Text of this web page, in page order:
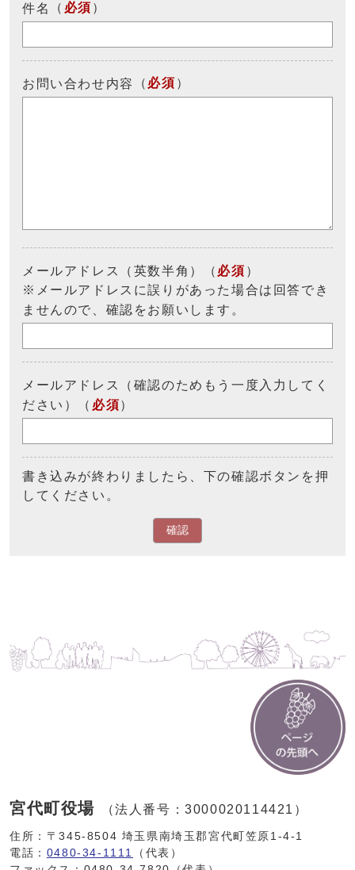
件名 （ 必須 ）
お問い合わせ内容 （ 必須 ）
メールアドレス（英数半角）（ 必須 ）
※メールアドレスに誤りがあった場合は回答でき
ませんので、確認をお願いします。
メールアドレス（確認のためもう一度入力してく
ださい）（ 必須）
書き込みが終わりましたら、下の確認ボタンを押
してください。
確認
宮代町役場 （法人番号：3000020114421）
住所：〒345-8504 埼玉県南埼玉郡宮代町笠原1-4-1
電話： 0480-34-1111
（代表）